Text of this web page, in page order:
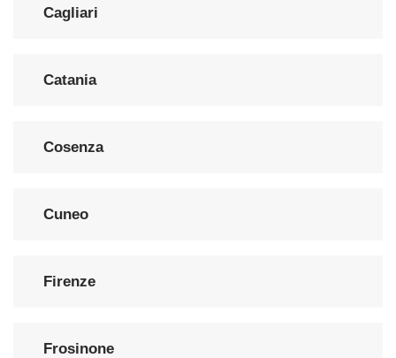
Cagliari
Catania
Cosenza
Cuneo
Firenze
Frosinone